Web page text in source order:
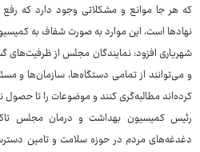
که هر جا موانع و مشکلاتی وجود دارد که رفع
نهادها است، این موارد به صورت شفاف به
شهریاری افزود: نمایندگان مجلس از ظرفیت‌های
و می‌توانند از تمامی دستگاه‌ها، سازمان‌ها و
کرده‌اند مطالبه‌گری کنند و موضوعات را تا حصول
رئیس کمیسیون بهداشت و درمان مجلس
دغدغه‌های مردم در حوزه سلامت و تامین